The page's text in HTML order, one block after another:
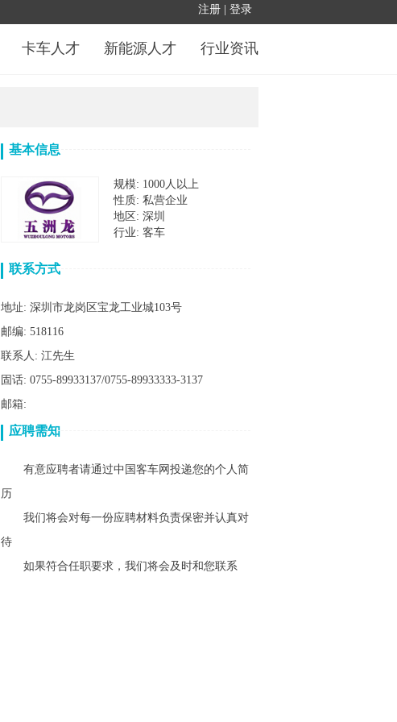
行业资讯
新能源人才
卡车人才
基本信息
规模: 1000人以上
性质: 私营企业
地区: 深圳
行业: 客车
联系方式
地址: 深圳市龙岗区宝龙工业城103号
邮编: 518116
联系人: 江先生
固话: 0755-89933137/0755-89933333-3137
邮箱:
应聘需知
有意应聘者请通过中国客车网投递您的个人简
历
我们将会对每一份应聘材料负责保密并认真对
待
如果符合任职要求，我们将会及时和您联系